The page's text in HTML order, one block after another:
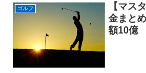
ゴルフ
【マス
金まと
額10億